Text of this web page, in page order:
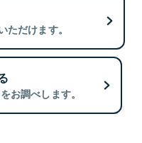
だけます。
お調べします。